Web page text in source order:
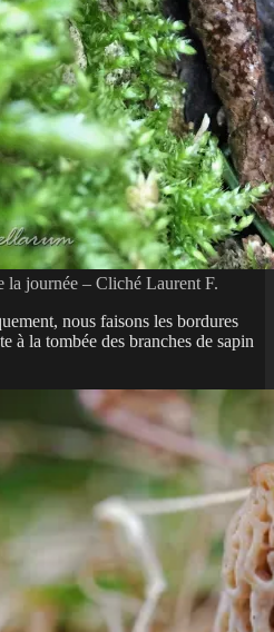
la journée – Cliché Laurent F.
nous faisons les bordures
à la tombée des branches de sapin